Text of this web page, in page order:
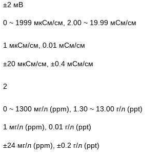
±2 мВ
0 ~ 1999 мкСм/см, 2.00 ~ 19.99 мСм/см
1 мкСм/см, 0.01 мСм/см
±20 мкСм/см, ±0.4 мСм/см
2
0 ~ 1300 мг/л (ppm), 1.30 ~ 13.00 г/л (ppt)
1 мг/л (ppm), 0.01 г/л (ppt)
±24 мг/л (ppm), ±0.2 г/л (ppt)